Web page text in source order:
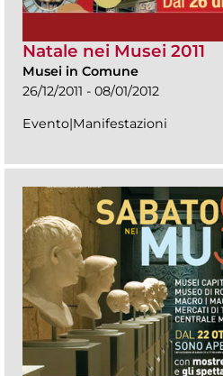
Natale nei Musei 2011
Musei in Comune
26/12/2011 - 08/01/2012
Evento|Manifestazioni